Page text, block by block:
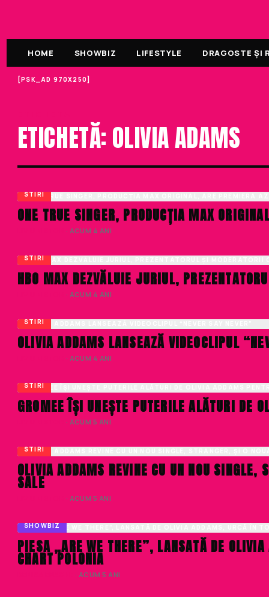
HOME SHOWBIZ LIFESTYLE DRAGOSTE ȘI
[PSK_AD 970X250]
ETICHETĂ: OLIVIA ADAMS
STIRI
ONE TRUE SINGER, PRODUCȚIA MAX
· ACUM 4 ANI
STIRI
HBO MAX DEZVĂLUIE JURIUL,
· ACUM 4 ANI
STIRI
OLIVIA ADDAMS LANSEAZĂ VIDEOCLIPUL
· ACUM 4 ANI
STIRI
GROMEE ÎȘI UNEȘTE PUTERILE ALĂTURI DE
· ACUM 5 ANI
STIRI
OLIVIA ADDAMS REVINE CU UN NOU SINGLE,
SALE
· ACUM 5 ANI
SHOWBIZ
PIESA „ARE WE THERE”, LANSATĂ DE
CHART POLONIA
· ACUM 5 ANI